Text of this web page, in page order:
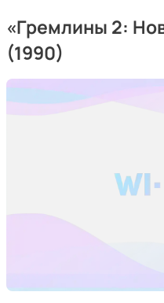
«Гремлины 2:
(1990)